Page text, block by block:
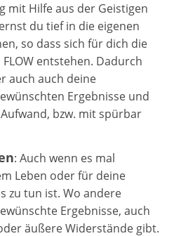
mit Hilfe aus der Geistigen
du tief in die eigenen
so dass sich für dich die
entstehen. Dadurch
auch auch deine
Ergebnisse und
bzw. mit spürbar
: Auch wenn es mal
Leben oder für deine
zu tun ist. Wo andere
Ergebnisse, auch
äußere Widerstände gibt.